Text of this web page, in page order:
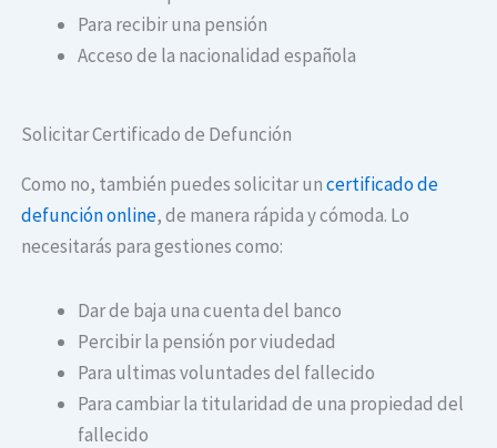
Para recibir una pensión
Acceso de la nacionalidad española
Solicitar Certificado de Defunción
Como no, también puedes solicitar uncertificado de
defunción online, de manera rápida y cómoda. Lo
necesitarás para gestiones como:
Dar de baja una cuenta del banco
Percibir la pensión por viudedad
Para ultimas voluntades del fallecido
Para cambiar la titularidad de una propiedad del
fallecido